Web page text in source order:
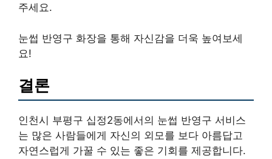
주세요.
눈썹 반영구 화장을 통해 자신감을 더욱 높여보세
요!
결론
인천시 부평구 십정2동에서의 눈썹 반영구 서비스
는 많은 사람들에게 자신의 외모를 보다 아름답고
자연스럽게 가꿀 수 있는 좋은 기회를 제공합니다.